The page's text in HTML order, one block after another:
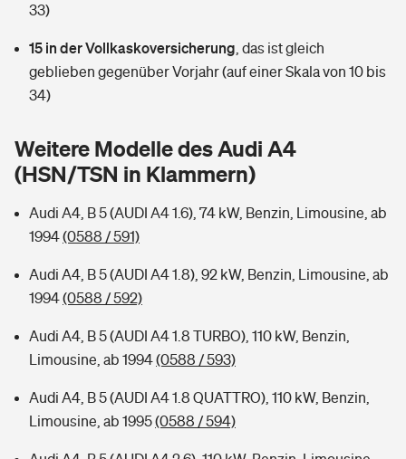
Zur Übersicht
Tools
Wer versichert was: Jetzt Versicherer finden
Sie haben Fragen?
Handyversicherung
Musikinstrumentenversicherung
Zur Übersicht
Kinderunfall-Check: Mehr Sicherheit für deine Kids
Typklassen: So ist Ihr Auto eingestuft
Wer versichert was: Jetzt Versicherer finden
Sie haben Fragen?
Rentenrechner: Wie viel Geld bekomme ich im Alter?
33)
15 in der Vollkaskoversicherung das ist gleich
geblieben gegenüber Vorjahr (auf einer Skala von 10 bis
34)
Weitere Modelle des Audi A4
(HSN/TSN in Klammern)
Audi A4, B 5 (AUDI A4 1.6), 74 kW, Benzin, Limousine, ab
1994(0588 / 591)
Audi A4, B 5 (AUDI A4 1.8), 92 kW, Benzin, Limousine, ab
1994(0588 / 592)
Audi A4, B 5 (AUDI A4 1.8 TURBO), 110 kW, Benzin,
Limousine, ab 1994(0588 / 593)
Audi A4, B 5 (AUDI A4 1.8 QUATTRO), 110 kW, Benzin,
Limousine, ab 1995(0588 / 594)